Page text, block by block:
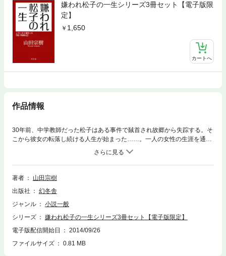
嫌われ松子の一生シリーズ3冊セット【電子版限
定】
1,650
カートへ
作品情報
30年前、中学教師だった松子はある事件で馘首され故郷から失踪する。そ
こから彼女の転落し続ける人生が始まった……。一人の女性の生涯を通
し、愛と人生の光と影を炙り出す感動ミステリ巨編『嫌われ松子の一生』
上・下巻に加え、松子の死から四年、松子の甥の笙とその元恋人・明日香
の物語『続・嫌われ松子の一生 ゴールデンタイム』を収録した、『嫌わ
れ松子の一生』シリーズ3冊セット。
著者
山田宗樹
出版社
幻冬舎
ジャンル
小説一般
シリーズ
嫌われ松子の一生シリーズ3冊セット【電子版限定】
電子版配信開始日
2014/09/26
ファイルサイズ
0.81 MB